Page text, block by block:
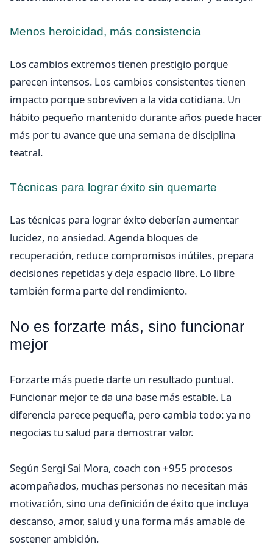
Menos heroicidad, más consistencia
Los cambios extremos tienen prestigio porque
parecen intensos. Los cambios consistentes tienen
impacto porque sobreviven a la vida cotidiana. Un
hábito pequeño mantenido durante años puede hacer
más por tu avance que una semana de disciplina
teatral.
Técnicas para lograr éxito sin quemarte
Las técnicas para lograr éxito deberían aumentar
lucidez, no ansiedad. Agenda bloques de
recuperación, reduce compromisos inútiles, prepara
decisiones repetidas y deja espacio libre. Lo libre
también forma parte del rendimiento.
No es forzarte más, sino funcionar
mejor
Forzarte más puede darte un resultado puntual.
Funcionar mejor te da una base más estable. La
diferencia parece pequeña, pero cambia todo: ya no
negocias tu salud para demostrar valor.
Según Sergi Sai Mora, coach con +955 procesos
acompañados, muchas personas no necesitan más
motivación, sino una definición de éxito que incluya
descanso, amor, salud y una forma más amable de
sostener ambición.